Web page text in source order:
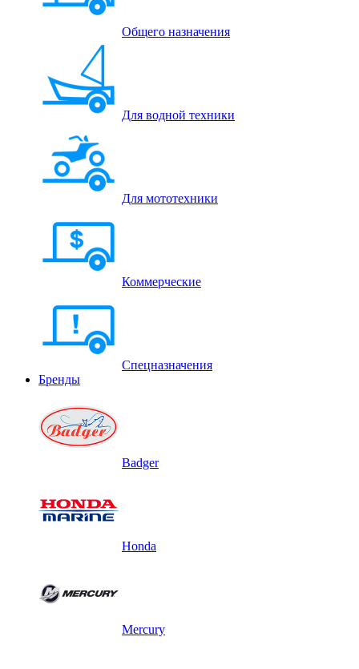
Общего назначения
Для водной техники
Для мототехники
Коммерческие
Спецназначения
Бренды
Badger
Honda
Mercury